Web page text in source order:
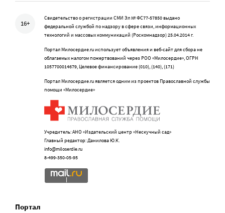
16+
Свидетельство о регистрации СМИ Эл № ФС77-57850 выдано
федеральной службой по надзору в сфере связи, информационных
технологий и массовых коммуникаций (Роскомнадзор) 25.04.2014 г.
Портал Милосердие.ru использует объявления и веб-сайт для сбора не
облагаемых налогом пожертвований через РОО «Милосердие», ОГРН
1057700014679, Целевое финансирование (010), (140), (171)
Портал Милосердие.ru является одним из проектов Православной службы
помощи «Милосердие»
Учредитель: АНО «Издательский центр «Нескучный сад»
Главный редактор: Данилова Ю.К.
info@miloserdie.ru
8-499-350-05-95
Портал